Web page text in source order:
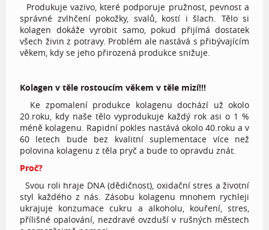
Produkuje vazivo, které podporuje pružnost, pevnost a
správné zvlhčení pokožky, svalů, kostí i šlach. Tělo si
kolagen dokáže vyrobit samo, pokud přijímá dostatek
všech živin z potravy. Problém ale nastává s přibývajícím
věkem, kdy se jeho přirozená produkce snižuje.
Kolagen v těle rostoucím věkem v těle mizí!!!
Ke zpomalení produkce kolagenu dochází už okolo
20.roku, kdy naše tělo vyprodukuje každý rok asi o 1 %
méně kolagenu. Rapidní pokles nastává okolo 40.roku a v
60 letech bude bez kvalitní suplementace více než
polovina kolagenu z těla pryč a bude to opravdu znát.
Proč?
Svou roli hraje DNA (dědičnost), oxidační stres a životní
styl každého z nás. Zásobu kolagenu mnohem rychleji
ukrajuje konzumace cukru a alkoholu, kouření, stres,
přílišné opalování, nezdravé ovzduší v rušných městech